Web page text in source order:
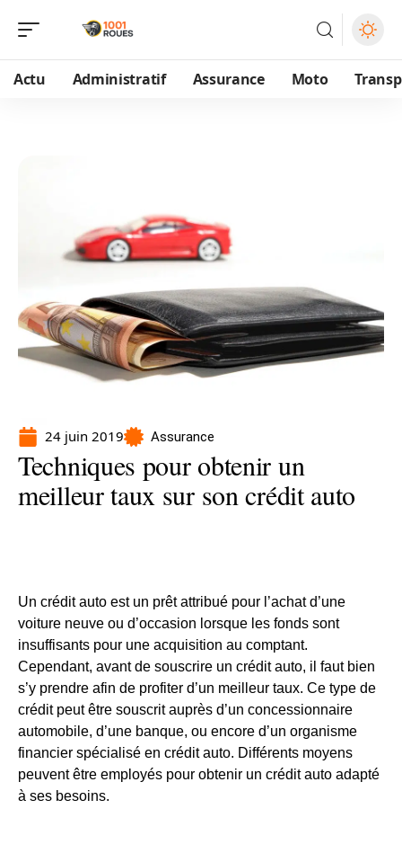
Actu Administratif Assurance Moto
24 juin 2019 Assurance
Techniques pour obtenir un
meilleur taux sur son crédit auto
Un crédit auto est un prêt attribué pour l’achat d’une
voiture neuve ou d’occasion lorsque les fonds sont
insuffisants pour une acquisition au comptant.
Cependant, avant de souscrire un crédit auto, il faut bien
s’y prendre afin de profiter d’un meilleur taux. Ce type de
crédit peut être souscrit auprès d’un concessionnaire
automobile, d’une banque, ou encore d’un organisme
financier spécialisé en crédit auto. Différents moyens
peuvent être employés pour obtenir un crédit auto adapté
à ses besoins.